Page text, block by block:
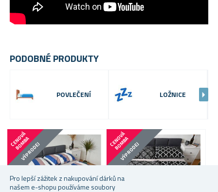
Pro lepší zážitek z nakupování dárků na
našem e-shopu používáme soubory
PODOBNÉ PRODUKTY
POVLEČENÍ LOŽNICE
C
E
N
O
V
Á
B
O
M
B
A
VÝPRODEJ
C
E
N
O
V
Á
B
O
M
B
A
VÝPRODEJ